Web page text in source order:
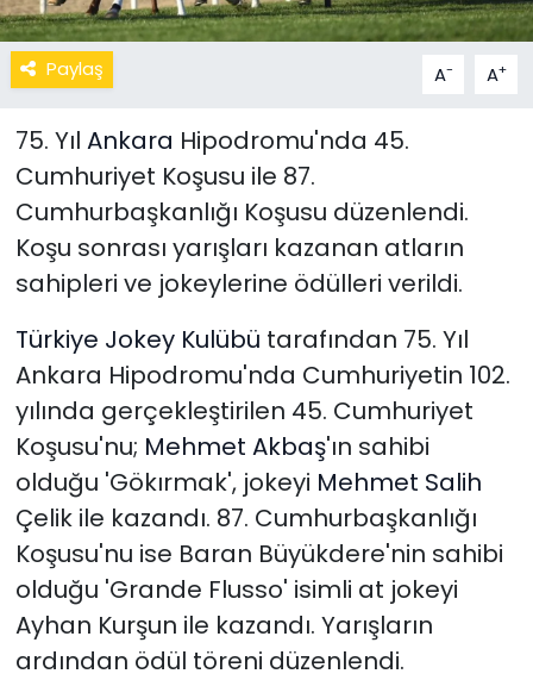
Paylaş A- A+
75. Yıl Ankara Hipodromu'nda 45.
Cumhuriyet Koşusu ile 87.
Cumhurbaşkanlığı Koşusu düzenlendi.
Koşu sonrası yarışları kazanan atların
sahipleri ve jokeylerine ödülleri verildi.
Türkiye Jokey Kulübü tarafından 75. Yıl
Ankara Hipodromu'nda Cumhuriyetin 102.
yılında gerçekleştirilen 45. Cumhuriyet
Koşusu'nu; Mehmet Akbaş'ın sahibi
olduğu 'Gökırmak', jokeyi Mehmet Salih
Çelik ile kazandı. 87. Cumhurbaşkanlığı
Koşusu'nu ise Baran Büyükdere'nin sahibi
olduğu 'Grande Flusso' isimli at jokeyi
Ayhan Kurşun ile kazandı. Yarışların
ardından ödül töreni düzenlendi.